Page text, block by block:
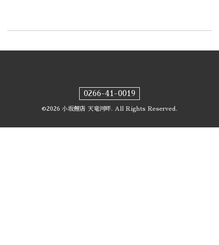
0266-41-0019
©2026 小坂鯉店 天竜河畔. All Rights Reserved.